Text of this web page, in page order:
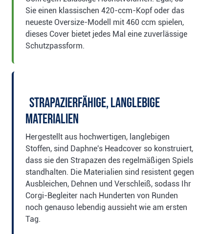
Sie einen klassischen 420-ccm-Kopf oder das
neueste Oversize-Modell mit 460 ccm spielen,
dieses Cover bietet jedes Mal eine zuverlässige
Schutzpassform.
Strapazierfähige, langlebige
Materialien
Hergestellt aus hochwertigen, langlebigen
Stoffen, sind Daphne's Headcover so konstruiert,
dass sie den Strapazen des regelmäßigen Spiels
standhalten. Die Materialien sind resistent gegen
Ausbleichen, Dehnen und Verschleiß, sodass Ihr
Corgi-Begleiter nach Hunderten von Runden
noch genauso lebendig aussieht wie am ersten
Tag.